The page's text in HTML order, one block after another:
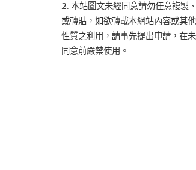
2. 本站圖文未經同意請勿任意複製
或轉貼，如欲轉載本網站內容或其
性質之利用，請事先提出申請，在
同意前嚴禁使用。